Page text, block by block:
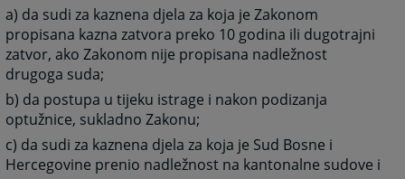
a) da sudi za kaznena djela za koja je Zakonom
propisana kazna zatvora preko 10 godina ili dugotrajni
zatvor, ako Zakonom nije propisana nadležnost
drugoga suda;
b) da postupa u tijeku istrage i nakon podizanja
optužnice, sukladno Zakonu;
c) da sudi za kaznena djela za koja je Sud Bosne i
Hercegovine prenio nadležnost na kantonalne sudove i